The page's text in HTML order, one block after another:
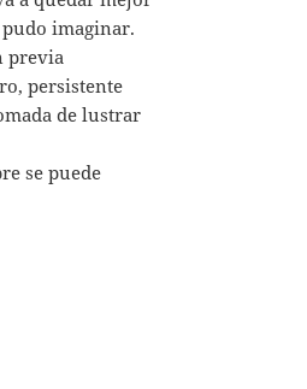
imaginar.
previa
persistente
de lustrar
se puede